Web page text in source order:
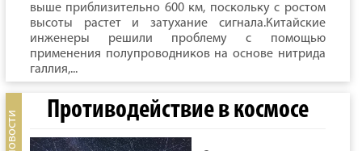
выше приблизительно 600 км, поскольку с ростом
высоты растет и затухание сигнала.Китайские
инженеры решили проблему с помощью
применения полупроводников на основе нитрида
галлия,...
Противодействие в космосе